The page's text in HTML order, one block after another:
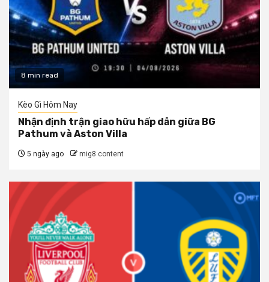
8 min read
Kèo Gì Hôm Nay
Nhận định trận giao hữu hấp dẫn giữa BG
Pathum và Aston Villa
5 ngày ago mig8 content